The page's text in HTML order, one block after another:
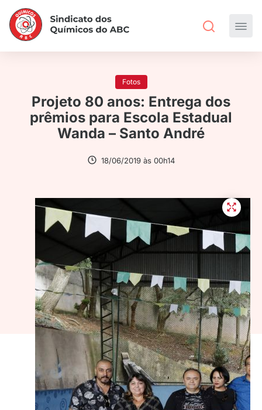
Fotos
Projeto 80 anos: Entrega dos
prêmios para Escola Estadual
Wanda – Santo André
18/06/2019 às 00h14